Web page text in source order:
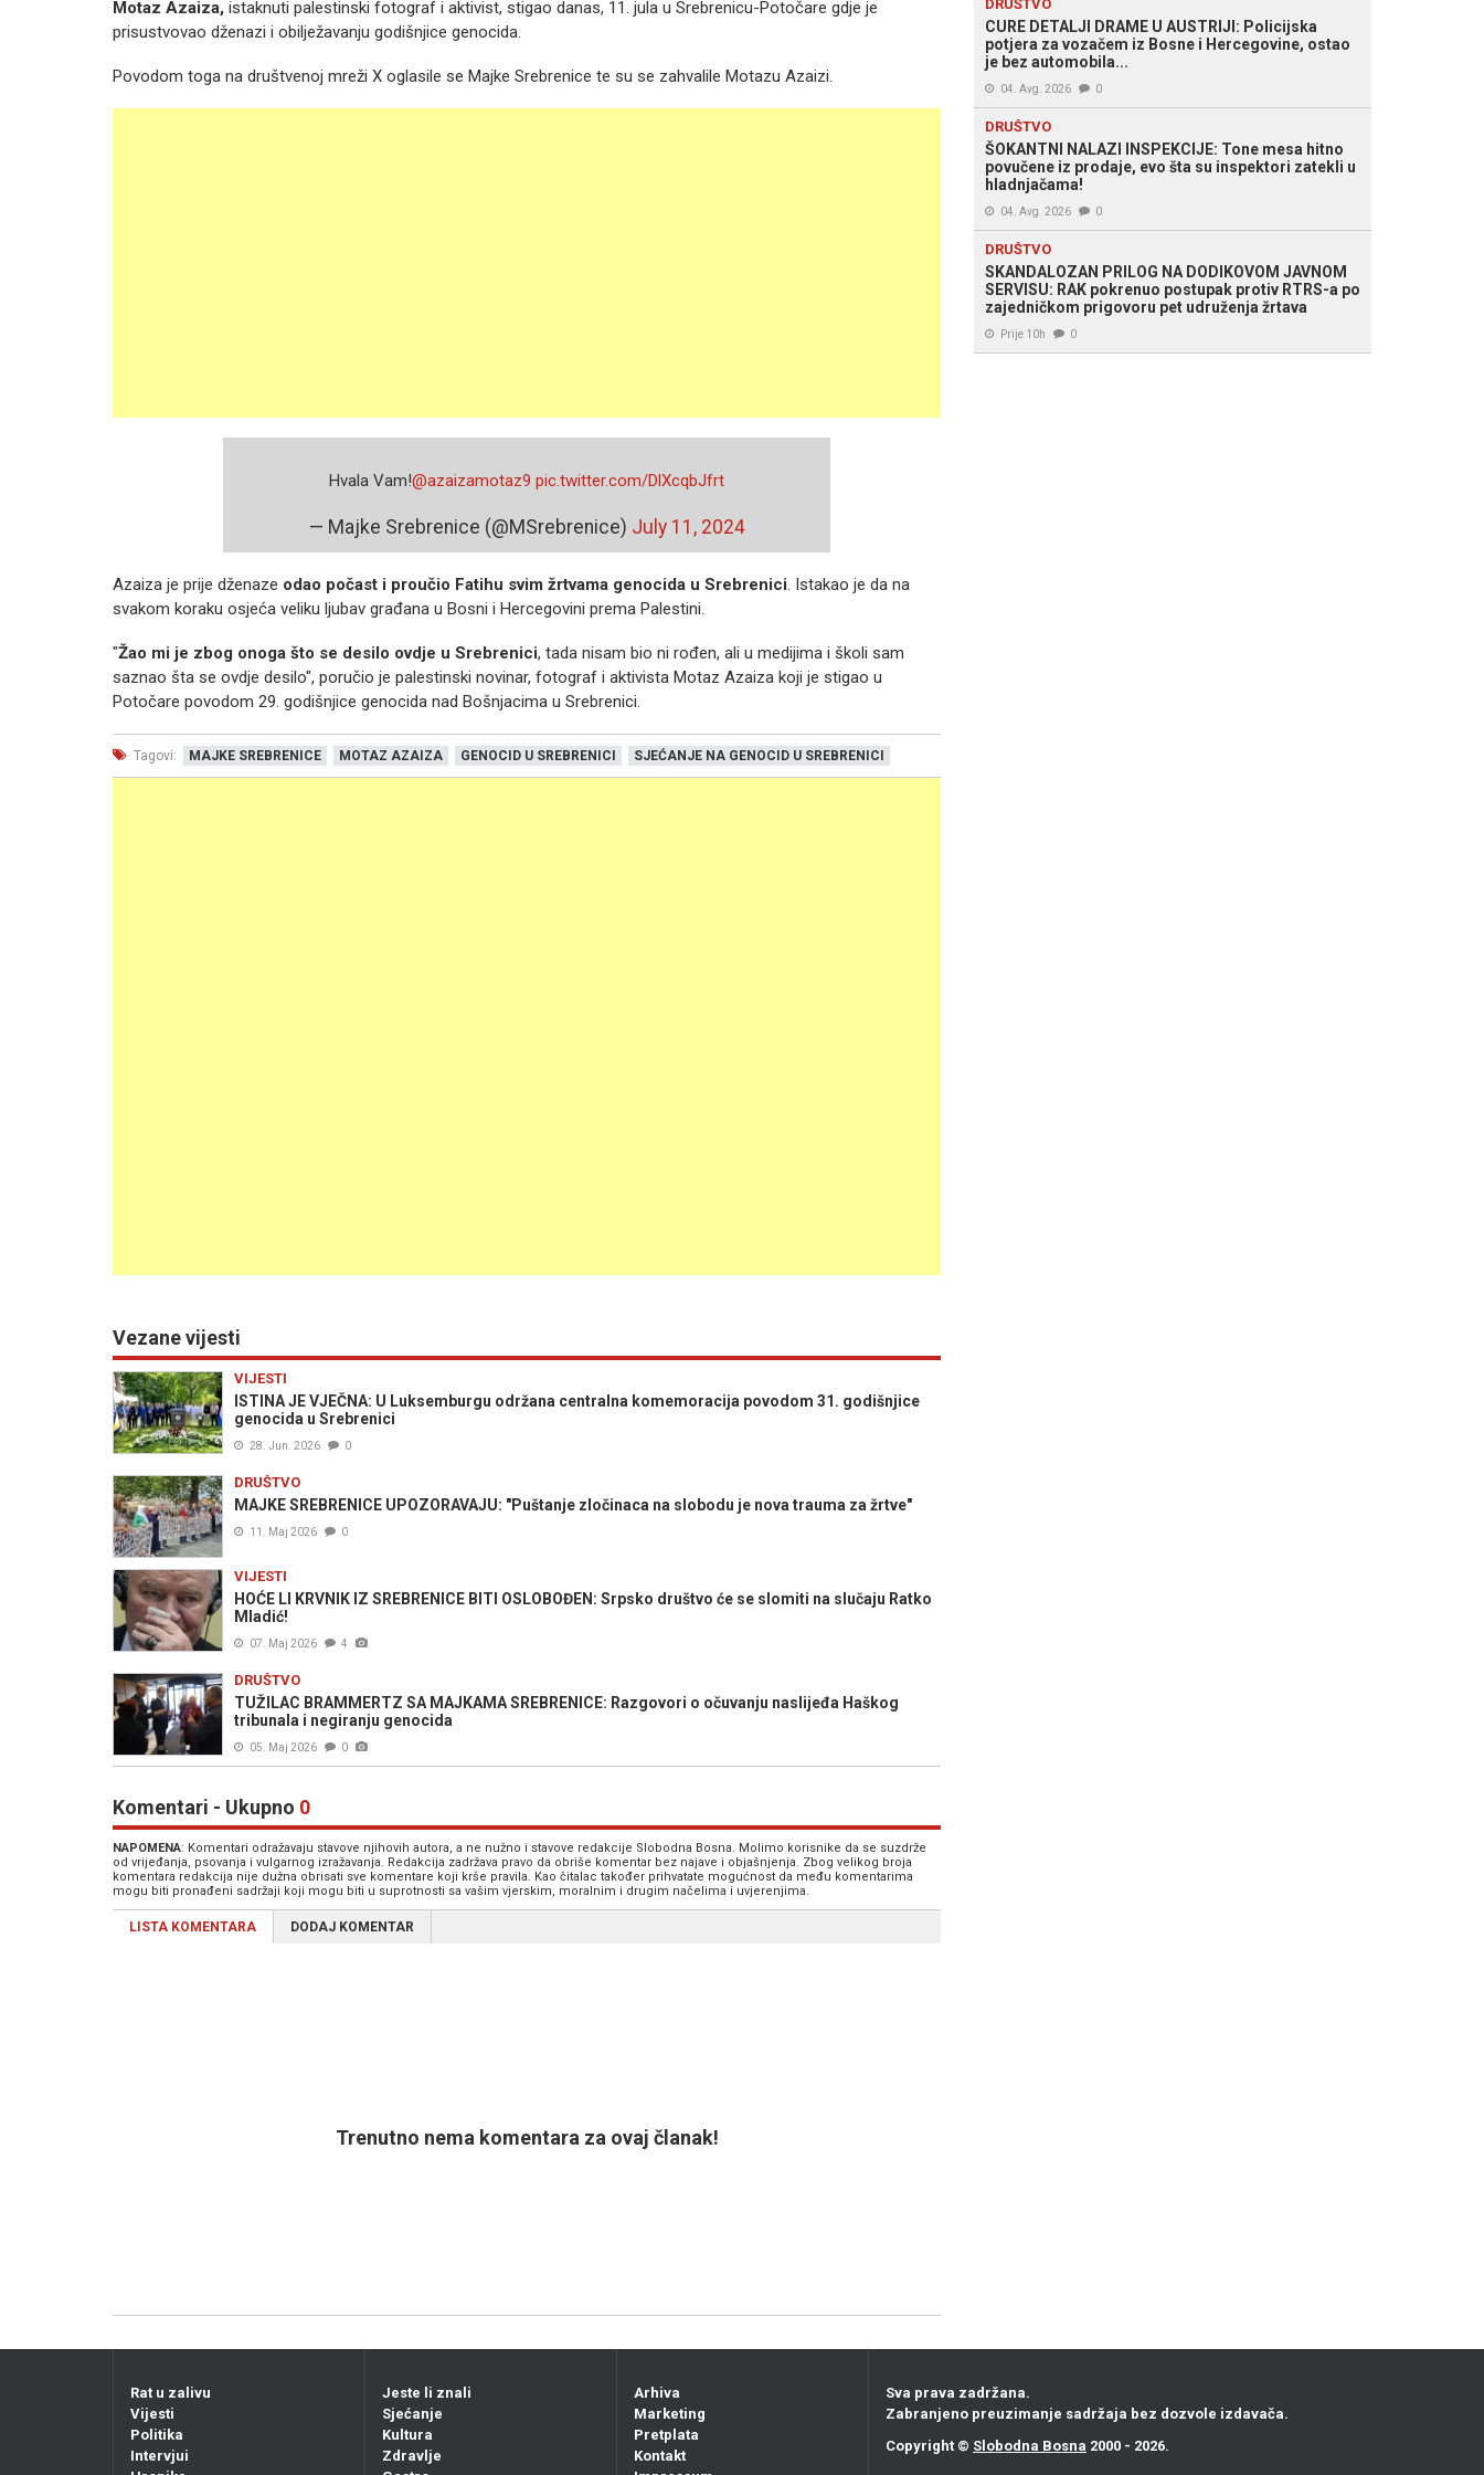
Motaz Azaiza, istaknuti palestinski fotograf i aktivist, stigao danas, 11. jula u Srebrenicu-Potočare gdje je
prisustvovao dženazi i obilježavanju godišnjice genocida.
Povodom toga na društvenoj mreži X oglasile se Majke Srebrenice te su se zahvalile Motazu Azaizi.
Hvala Vam!@azaizamotaz9 pic.twitter.com/DlXcqbJfrt
— Majke Srebrenice (@MSrebrenice) July 11, 2024
Azaiza je prije dženaze odao počast i proučio Fatihu svim žrtvama genocida u Srebrenici. Istakao je da na
svakom koraku osjeća veliku ljubav građana u Bosni i Hercegovini prema Palestini.
"Žao mi je zbog onoga što se desilo ovdje u Srebrenici, tada nisam bio ni rođen, ali u medijima i školi sam
saznao šta se ovdje desilo", poručio je palestinski novinar, fotograf i aktivista Motaz Azaiza koji je stigao u
Potočare povodom 29. godišnjice genocida nad Bošnjacima u Srebrenici.
Tagovi: MAJKE SREBRENICE MOTAZ AZAIZA GENOCID U SREBRENICI SJEĆANJE NA GENOCID U SREBRENICI
Vezane vijesti
VIJESTI
ISTINA JE VJEČNA: U Luksemburgu održana centralna komemoracija povodom 31. godišnjice
genocida u Srebrenici
28. Jun. 2026 0
DRUŠTVO
MAJKE SREBRENICE UPOZORAVAJU: "Puštanje zločinaca na slobodu je nova trauma za žrtve"
11. Maj 2026 0
VIJESTI
HOĆE LI KRVNIK IZ SREBRENICE BITI OSLOBOĐEN: Srpsko društvo će se slomiti na slučaju Ratko
Mladić!
07. Maj 2026 4
DRUŠTVO
TUŽILAC BRAMMERTZ SA MAJKAMA SREBRENICE: Razgovori o očuvanju naslijeđa Haškog
tribunala i negiranju genocida
05. Maj 2026 0
Komentari - Ukupno 0
NAPOMENA: Komentari odražavaju stavove njihovih autora, a ne nužno i stavove redakcije Slobodna Bosna. Molimo korisnike da se suzdrže
od vrijeđanja, psovanja i vulgarnog izražavanja. Redakcija zadržava pravo da obriše komentar bez najave i objašnjenja. Zbog velikog broja
komentara redakcija nije dužna obrisati sve komentare koji krše pravila. Kao čitalac također prihvatate mogućnost da među komentarima
mogu biti pronađeni sadržaji koji mogu biti u suprotnosti sa vašim vjerskim, moralnim i drugim načelima i uvjerenjima.
LISTA KOMENTARA DODAJ KOMENTAR
Trenutno nema komentara za ovaj članak!
DRUŠTVO
CURE DETALJI DRAME U AUSTRIJI: Policijska
potjera za vozačem iz Bosne i Hercegovine, ostao
je bez automobila...
04. Avg. 2026 0
DRUŠTVO
ŠOKANTNI NALAZI INSPEKCIJE: Tone mesa hitno
povučene iz prodaje, evo šta su inspektori zatekli u
hladnjačama!
04. Avg. 2026 0
DRUŠTVO
SKANDALOZAN PRILOG NA DODIKOVOM JAVNOM
SERVISU: RAK pokrenuo postupak protiv RTRS-a po
zajedničkom prigovoru pet udruženja žrtava
Prije 10h 0
Rat u zalivu
Vijesti
Politika
Intervjui
Jeste li znali
Sjećanje
Kultura
Zdravlje
Arhiva
Marketing
Pretplata
Kontakt
Sva prava zadržana.
Zabranjeno preuzimanje sadržaja bez dozvole izdavača.
Copyright © Slobodna Bosna 2000 - 2026.